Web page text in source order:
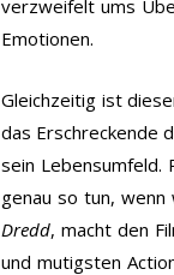
verzweifelt ums
Emotionen.
Gleichzeitig ist
das Erschreckende
sein
genau so tun,
Dredd, macht den
und mutigsten